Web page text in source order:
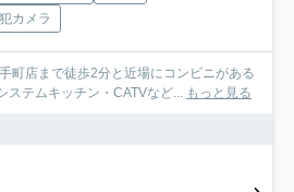
カメラ
町店まで徒歩2分と近場にコンビニがある
ステムキッチン・CATVなど... もっと見る